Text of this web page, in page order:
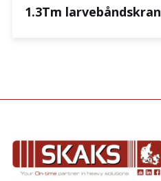
1.3Tm larvebåndskran